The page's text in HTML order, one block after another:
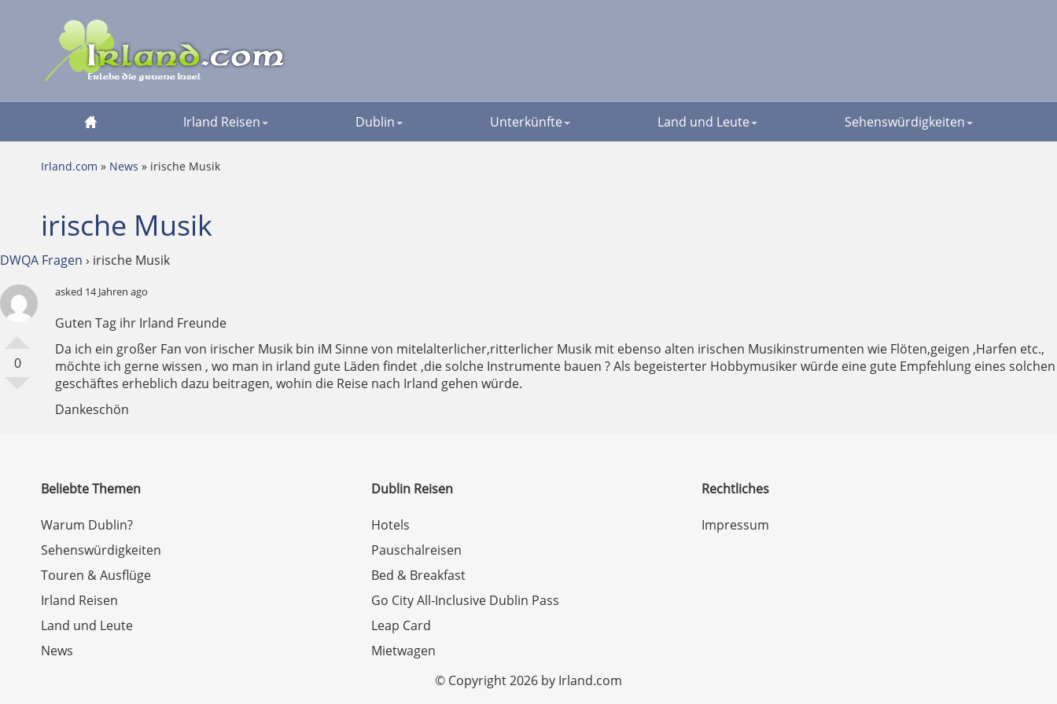
Irland Reisen Dublin Unterkünfte Land und Leute Sehenswürdigkeiten
Irland.com » News » irische Musik
irische Musik
DWQA Fragen › irische Musik
0
asked 14 Jahren ago
Guten Tag ihr Irland Freunde
Da ich ein großer Fan von irischer Musik bin iM Sinne von mitelalterlicher,ritterlicher Musik mit ebenso alten irischen Musikinstrumenten wie Flöten,geigen ,Harfen etc.,
möchte ich gerne wissen , wo man in irland gute Läden findet ,die solche Instrumente bauen ? Als begeisterter Hobbymusiker würde eine gute Empfehlung eines solchen
geschäftes erheblich dazu beitragen, wohin die Reise nach Irland gehen würde.
Dankeschön
Beliebte Themen
Warum Dublin?
Sehenswürdigkeiten
Touren & Ausflüge
Irland Reisen
Land und Leute
News
Dublin Reisen
Hotels
Pauschalreisen
Bed & Breakfast
Go City All-Inclusive Dublin Pass
Leap Card
Mietwagen
Rechtliches
Impressum
© Copyright 2026 by Irland.com